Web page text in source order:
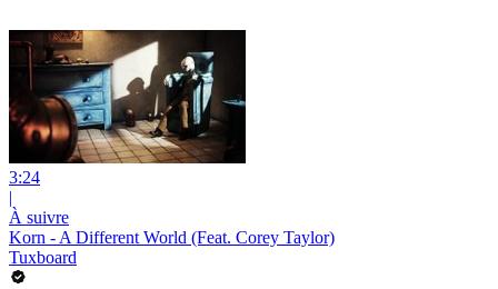
3:24
|
À suivre
Korn - A Different World (Feat. Corey Taylor)
Tuxboard